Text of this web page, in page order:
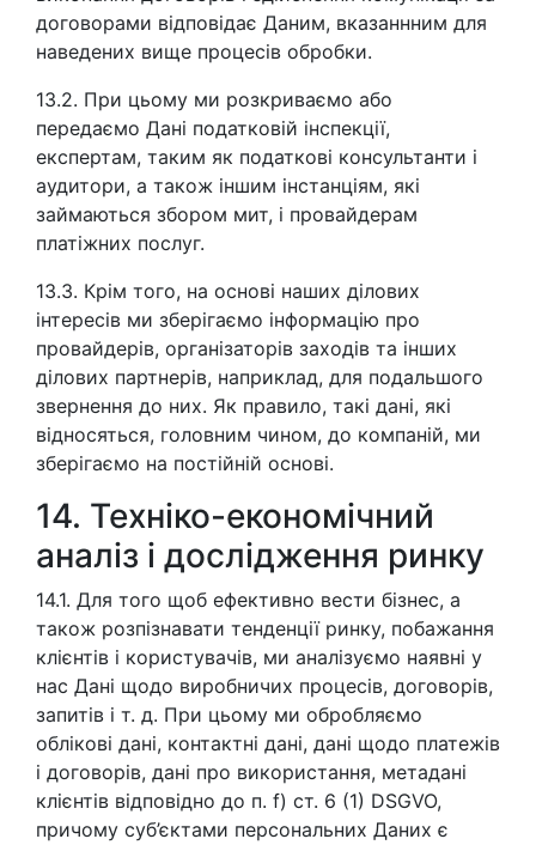
договорами відповідає Даним, вказаннним для
наведених вище процесів обробки.
13.2. При цьому ми розкриваємо або
передаємо Дані податковій інспекції,
експертам, таким як податкові консультанти і
аудитори, а також іншим інстанціям, які
займаються збором мит, і провайдерам
платіжних послуг.
13.3. Крім того, на основі наших ділових
інтересів ми зберігаємо інформацію про
провайдерів, організаторів заходів та інших
ділових партнерів, наприклад, для подальшого
звернення до них. Як правило, такі дані, які
відносяться, головним чином, до компаній, ми
зберігаємо на постійній основі.
14. Техніко-економічний
аналіз і дослідження ринку
14.1. Для того щоб ефективно вести бізнес, а
також розпізнавати тенденції ринку, побажання
клієнтів і користувачів, ми аналізуємо наявні у
нас Дані щодо виробничих процесів, договорів,
запитів і т. д. При цьому ми обробляємо
облікові дані, контактні дані, дані щодо платежів
і договорів, дані про використання, метадані
клієнтів відповідно до п. f) ст. 6 (1) DSGVO,
причому суб’єктами персональних Даних є